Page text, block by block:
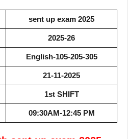
sent up exam 2025
2025-26
English-105-205-305
21-11-2025
1st SHIFT
09:30AM-12:45 PM